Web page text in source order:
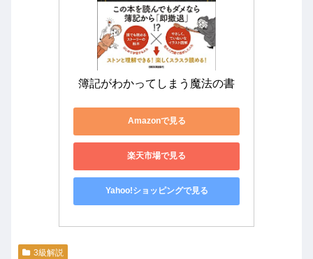
簿記がわかってしまう魔法の書
Amazonで見る
楽天市場で見る
Yahoo!ショッピングで見る
3級解説